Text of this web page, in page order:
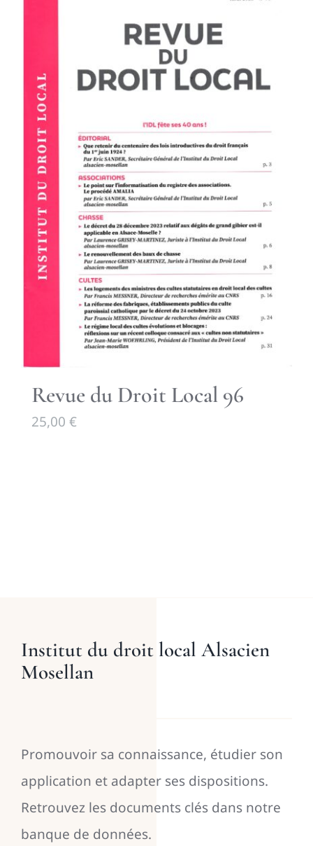
Revue du Droit Local 96
25,00 €
Institut du droit local Alsacien
Mosellan
Promouvoir sa connaissance, étudier son
application et adapter ses dispositions.
Retrouvez les documents clés dans notre
banque de données.